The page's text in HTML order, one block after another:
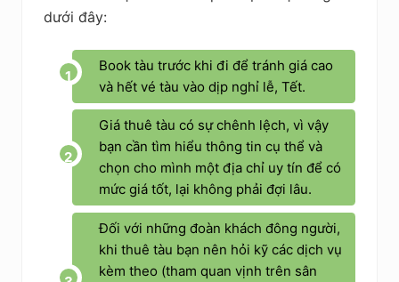
dưới đây:
Book tàu trước khi đi để tránh giá cao
và hết vé tàu vào dịp nghỉ lễ, Tết.
Giá thuê tàu có sự chênh lệch, vì vậy
bạn cần tìm hiểu thông tin cụ thể và
chọn cho mình một địa chỉ uy tín để có
mức giá tốt, lại không phải đợi lâu.
Đối với những đoàn khách đông người,
khi thuê tàu bạn nên hỏi kỹ các dịch vụ
kèm theo (tham quan vịnh trên sân